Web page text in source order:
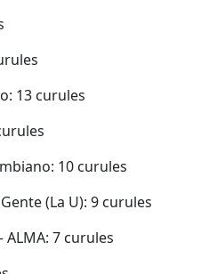
13 curules
10 curules
(La U): 9 curules
ALMA: 7 curules